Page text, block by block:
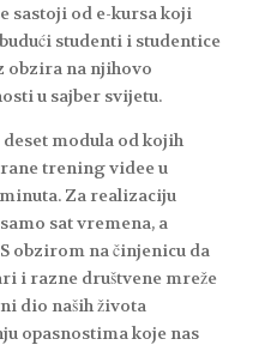
sastoji od e-kursa koji
studenti i studentice
obzira na njihovo
u sajber svijetu.
modula od kojih
trening videe u
Za realizaciju
sat vremena, a
obzirom na činjenicu da
i razne društvene mreže
dio naših života
opasnostima koje nas